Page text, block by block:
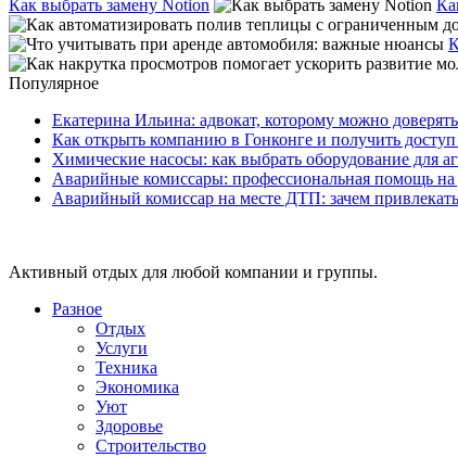
Как выбрать замену Notion
Популярное
Екатерина Ильина: адвокат, которому можно доверять
Как открыть компанию в Гонконге и получить
Химические насосы: как выбрать оборудование для
Аварийные комиссары: профессиональная помощь на
Аварийный комиссар на месте ДТП: зачем
Активный отдых для любой компании и группы.
Разное
Отдых
Услуги
Техника
Экономика
Уют
Здоровье
Строительство